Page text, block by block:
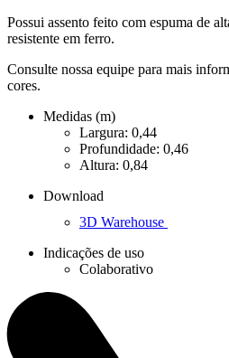
Possui assento feito com espuma de
resistente em ferro.
Consulte nossa equipe para mais
cores.
Medidas (m)
Largura: 0,44
Profundidade: 0,46
Altura: 0,84
Download
3D Warehouse
Indicações de uso
Colaborativo